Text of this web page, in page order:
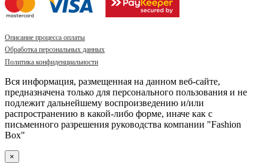
Описание процесса оплаты
Обработка персональных данных
Политика конфиденциальности
Вся информация, размещенная на данном веб-сайте,
предназначена только для персонального пользования и не
подлежит дальнейшему воспроизведению и/или
распространению в какой-либо форме, иначе как с
письменного разрешения руководства компании "Fashion
Box"
×